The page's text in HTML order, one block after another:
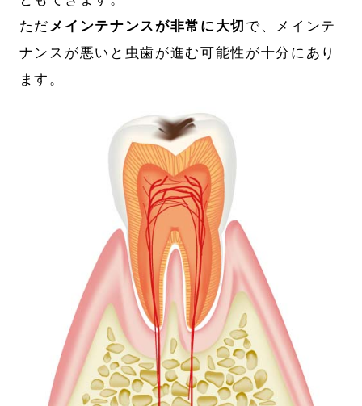
ただ メインテナンスが非常に大切 で、メインテ
ナンスが悪いと虫歯が進む可能性が十分にあり
ます。